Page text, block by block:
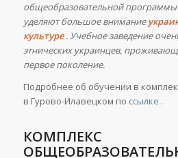
общеобразовательной программы
уделяют большое внимание
культуре. Учебное заведение
этнических украинцев,
первое поколение.
Подробнее об обучении в
в Гурово-Илавецком по ссылке .
КОМПЛЕКС